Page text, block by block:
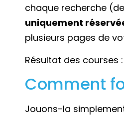
chaque recherche
uniquement
plusieurs pages de
Résultat des courses
Comment
Jouons-la